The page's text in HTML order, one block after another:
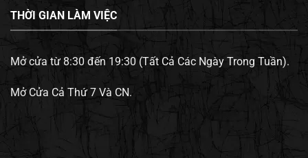
THỜI GIAN LÀM VIỆC
Mở cửa từ 8:30 đến 19:30 (Tất Cả Các Ngày Trong Tuần).
Mở Cửa Cả Thứ 7 Và CN.